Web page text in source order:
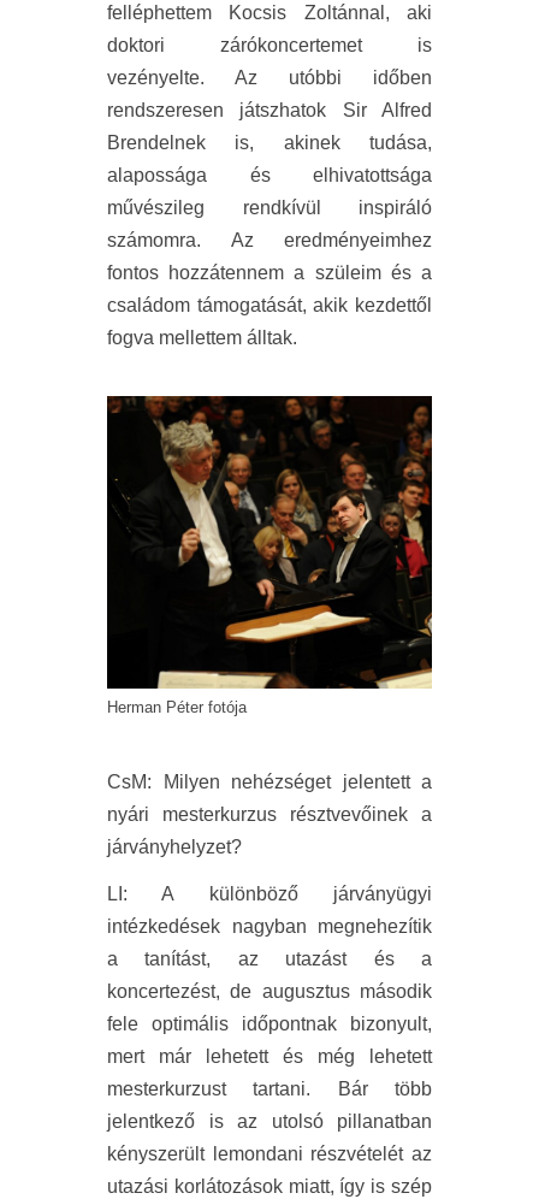
felléphettem Kocsis Zoltánnal, aki
doktori zárókoncertemet is
vezényelte. Az utóbbi időben
rendszeresen játszhatok Sir Alfred
Brendelnek is, akinek tudása,
alapossága és elhivatottsága
művészileg rendkívül inspiráló
számomra. Az eredményeimhez
fontos hozzátennem a szüleim és a
családom támogatását, akik kezdettől
fogva mellettem álltak.
Herman Péter fotója
CsM:
Milyen nehézséget jelentett a
nyári mesterkurzus résztvevőinek a
járványhelyzet?
LI :A különböző járványügyi
intézkedések nagyban megnehezítik
a tanítást, az utazást és a
koncertezést, de augusztus második
fele optimális időpontnak bizonyult,
mert már lehetett és még lehetett
mesterkurzust tartani. Bár több
jelentkező is az utolsó pillanatban
kényszerült lemondani részvételét az
utazási korlátozások miatt, így is szép